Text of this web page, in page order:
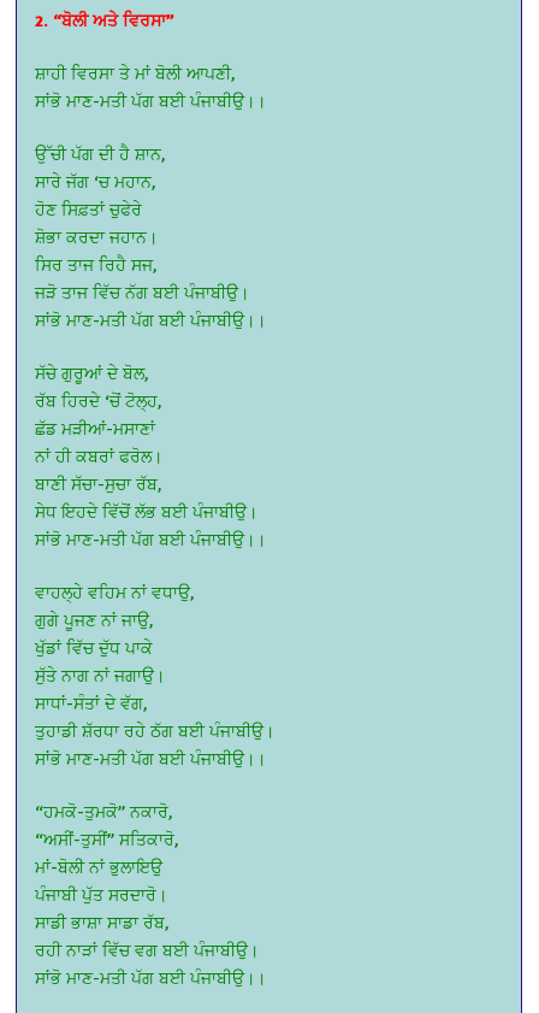
2. “ਬੋਲੀ ਅਤੇ ਵਿਰਸਾ”
ਸ਼ਾਹੀ ਵਿਰਸਾ ਤੇ ਮਾਂ ਬੋਲੀ ਆਪਣੀ,
ਸਾਂਭੋ ਮਾਣ-ਮਤੀ ਪੱਗ ਬਈ ਪੰਜਾਬੀਉ।।
ਉੱਚੀ ਪੱਗ ਦੀ ਹੈ ਸ਼ਾਨ,
ਸਾਰੇ ਜੱਗ ‘ਚ ਮਹਾਨ,
ਹੋਣ ਸਿਫ਼ਤਾਂ ਚੁਫੇਰੇ
ਸ਼ੋਭਾ ਕਰਦਾ ਜਹਾਨ।
ਸਿਰ ਤਾਜ ਰਿਹੈ ਸਜ,
ਜੜੋ ਤਾਜ ਵਿੱਚ ਨੱਗ ਬਈ ਪੰਜਾਬੀਉ।
ਸਾਂਭੋ ਮਾਣ-ਮਤੀ ਪੱਗ ਬਈ ਪੰਜਾਬੀਉ।।
ਸੱਚੇ ਗੁਰੂਆਂ ਦੇ ਬੋਲ,
ਰੱਬ ਹਿਰਦੇ ‘ਚੋਂ ਟੋਲ੍ਹ,
ਛੱਡ ਮੜੀਆਂ-ਮਸਾਣਾਂ
ਨਾਂ ਹੀ ਕਬਰਾਂ ਫਰੋਲ।
ਬਾਣੀ ਸੱਚਾ-ਸੁਚਾ ਰੱਬ,
ਸੇਧ ਇਹਦੇ ਵਿੱਚੋਂ ਲੱਭ ਬਈ ਪੰਜਾਬੀਉ।
ਸਾਂਭੋ ਮਾਣ-ਮਤੀ ਪੱਗ ਬਈ ਪੰਜਾਬੀਉ।।
ਵਾਹਲ੍ਹੇ ਵਹਿਮ ਨਾਂ ਵਧਾਉ,
ਗੁਗੇ ਪੂਜਣ ਨਾਂ ਜਾਉ,
ਖੁੱਡਾਂ ਵਿੱਚ ਦੁੱਧ ਪਾਕੇ
ਸੁੱਤੇ ਨਾਗ ਨਾਂ ਜਗਾਉ।
ਸਾਧਾਂ-ਸੰਤਾਂ ਦੇ ਵੱਗ,
ਤੁਹਾਡੀ ਸ਼ੱਰਧਾ ਰਹੇ ਠੱਗ ਬਈ ਪੰਜਾਬੀਉ।
ਸਾਂਭੋ ਮਾਣ-ਮਤੀ ਪੱਗ ਬਈ ਪੰਜਾਬੀਉ।।
“ਹਮਕੋ-ਤੁਮਕੋ” ਨਕਾਰੋ,
“ਅਸੀਂ-ਤੁਸੀਂ” ਸਤਿਕਾਰੋ,
ਮਾਂ-ਬੋਲੀ ਨਾਂ ਭੁਲਾਇਉ
ਪੰਜਾਬੀ ਪੁੱਤ ਸਰਦਾਰੋ।
ਸਾਡੀ ਭਾਸ਼ਾ ਸਾਡਾ ਰੱਬ,
ਰਹੀ ਨਾੜਾਂ ਵਿੱਚ ਵਗ ਬਈ ਪੰਜਾਬੀਉ।
ਸਾਂਭੋ ਮਾਣ-ਮਤੀ ਪੱਗ ਬਈ ਪੰਜਾਬੀਉ।।